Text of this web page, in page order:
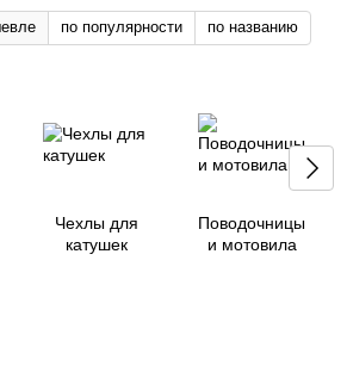
по популярности по названию
Чехлы для
катушек
Поводочницы
и мотовила